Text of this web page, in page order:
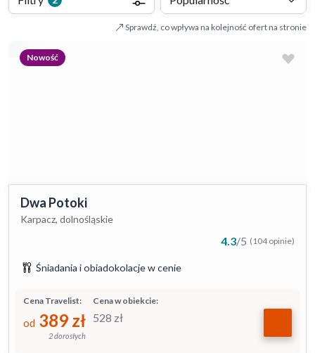
Sprawdź, co wpływa na kolejność ofert na stronie
Nowość
Dwa Potoki
Karpacz, dolnośląskie
4.3/5 (104 opinie)
Śniadania i obiadokolacje w cenie
Cena w obiekcie:
528 zł
Cena Travelist:
od 389 zł
2 dorosłych